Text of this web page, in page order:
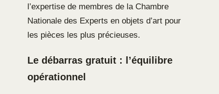
l’expertise de membres de la Chambre
Nationale des Experts en objets d’art pour
les pièces les plus précieuses.
Le débarras gratuit : l’équilibre
opérationnel